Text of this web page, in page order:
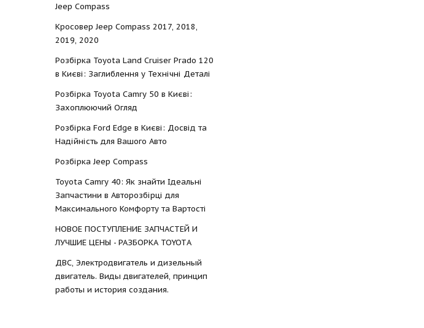
Jeep Compass
Кросовер Jeep Compass 2017, 2018,
2019, 2020
Розбірка Toyota Land Cruiser Prado 120
в Києві: Заглиблення у Технічні Деталі
Розбірка Toyota Camry 50 в Києві:
Захоплюючий Огляд
Розбірка Ford Edge в Києві: Досвід та
Надійність для Вашого Авто
Розбірка Jeep Compass
Toyota Camry 40: Як знайти Ідеальні
Запчастини в Авторозбірці для
Максимального Комфорту та Вартості
НОВОЕ ПОСТУПЛЕНИЕ ЗАПЧАСТЕЙ И
ЛУЧШИЕ ЦЕНЫ - РАЗБОРКА TOYOTА
ДВС, Электродвигатель и дизельный
двигатель. Виды двигателей, принцип
работы и история создания.